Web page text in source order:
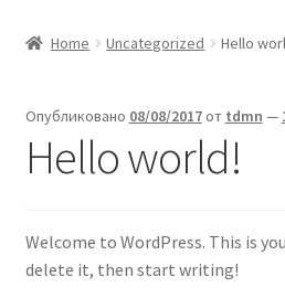
Услуги
Контакты
Home Uncategorized Hello
Опубликовано 08/08/2017от tdmn —
Hello world!
Welcome to WordPress. This is
delete it, then start writing!